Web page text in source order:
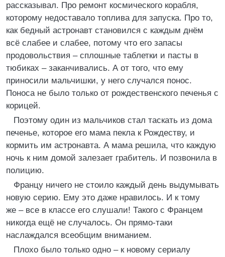
рассказывал. Про ремонт космического корабля,
которому недоставало топлива для запуска. Про то,
как бедный астронавт становился с каждым днём
всё слабее и слабее, потому что его запасы
продовольствия – сплошные таблетки и пасты в
тюбиках – заканчивались. А от того, что ему
приносили мальчишки, у него случался понос.
Поноса не было только от рождественского печенья с
корицей.
Поэтому один из мальчиков стал таскать из дома
печенье, которое его мама пекла к Рождеству, и
кормить им астронавта. А мама решила, что каждую
ночь к ним домой залезает грабитель. И позвонила в
полицию.
Францу ничего не стоило каждый день выдумывать
новую серию. Ему это даже нравилось. И к тому
же – все в классе его слушали! Такого с Францем
никогда ещё не случалось. Он прямо-таки
наслаждался всеобщим вниманием.
Плохо было только одно – к новому сериалу